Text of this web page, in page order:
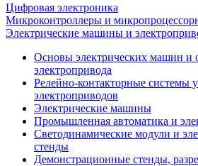
Цифровая электроника
Микроконтроллеры и
Электрические машины и
Основы электрических машин и
электропривода
Релейно-контакторные системы
электроприводов
Электрические машины
Промышленная автоматика и
Светодинамические модули и
стенды
Демонстрационные стенды,